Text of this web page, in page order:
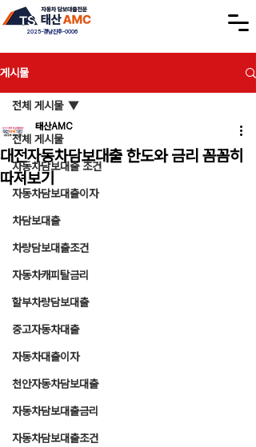
2025-경남진주-0006
게시물
전체 게시물
자동차담보대출 조건
자동차담보대출이자
차담보대출
차량담보대출조건
자동차캐피탈금리
할부차량담보대출
중고자동차대출
자동차대출이자
천안자동차담보대출
자동차담보대출금리
자동차담보대출조건
전체 게시물
대전자동차담보대출 한도와 금리 꼼꼼히
따져보기
태산AMC